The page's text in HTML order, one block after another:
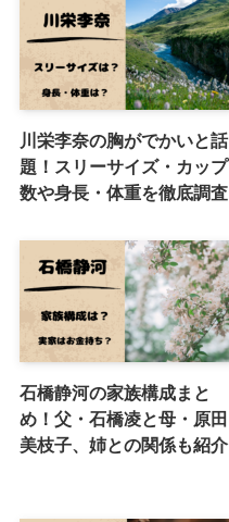
川栄李奈の胸がでかいと話
題！スリーサイズ・カップ
数や身長・体重を徹底調査
石橋静河の家族構成まと
め！父・石橋凌と母・原田
美枝子、姉との関係も紹介